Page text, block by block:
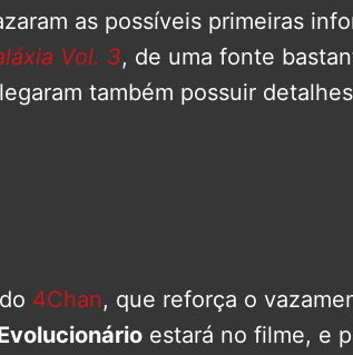
as possíveis primeiras
Vol. 3, de uma fonte
também possuir
4Chan, que reforça o
estará no filme, e